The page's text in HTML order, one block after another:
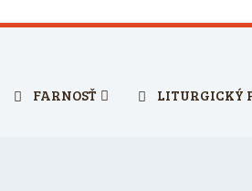
FARNOSŤ LITURGICKÝ